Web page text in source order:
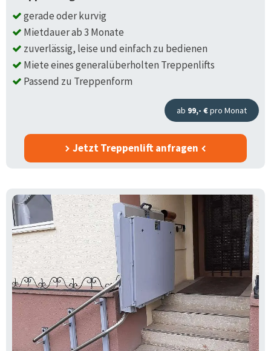
gerade oder kurvig
Mietdauer ab 3 Monate
zuverlässig, leise und einfach zu bedienen
Miete eines generalüberholten Treppenlifts
Passend zu Treppenform
ab 99,- €pro Monat
Jetzt Treppenlift anfragen